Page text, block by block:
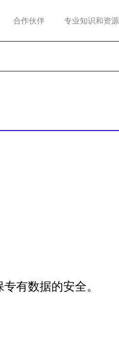
合作伙伴 专业知识和资源
有数据的安全。